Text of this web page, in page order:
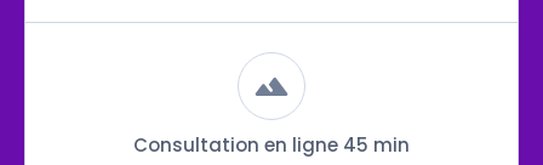
Consultation en ligne 45 min